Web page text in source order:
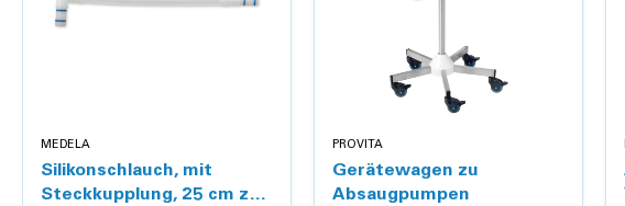
MEDELA
Silikonschlauch, mit
Steckkupplung, 25 cm zu
PROVITA
Gerätewagen zu
Absaugpumpen